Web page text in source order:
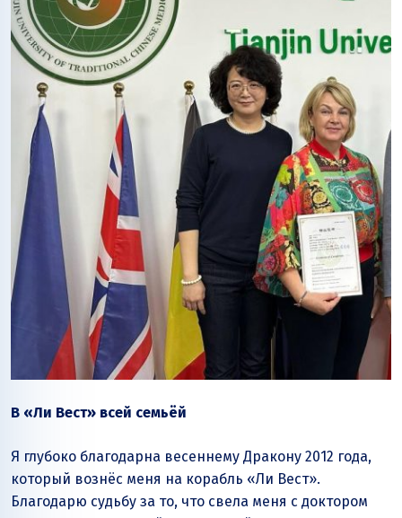
В «Ли Вест» всей семьёй
Я глубоко благодарна весеннему Дракону 2012 года,
который вознёс меня на корабль «Ли Вест».
Благодарю судьбу за то, что свела меня с доктором